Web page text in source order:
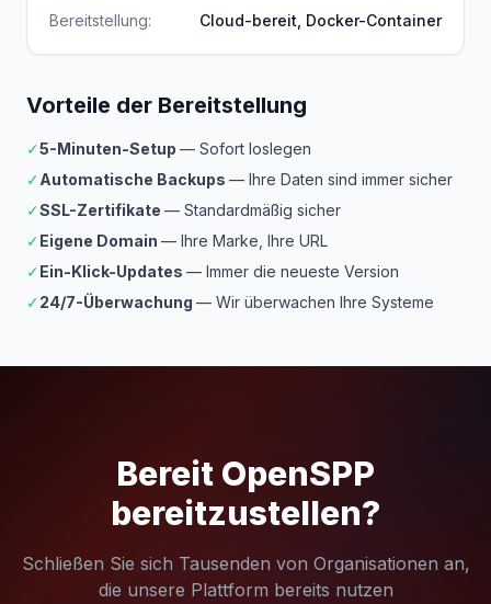
Bereitstellung:
Cloud-bereit, Docker-Container
Vorteile der Bereitstellung
✓5-Minuten-Setup — Sofort loslegen
✓Automatische Backups — Ihre Daten sind immer sicher
✓SSL-Zertifikate — Standardmäßig sicher
✓Eigene Domain — Ihre Marke, Ihre URL
✓Ein-Klick-Updates — Immer die neueste Version
✓24/7-Überwachung — Wir überwachen Ihre Systeme
Bereit OpenSPP
bereitzustellen?
Schließen Sie sich Tausenden von Organisationen an,
die unsere Plattform bereits nutzen